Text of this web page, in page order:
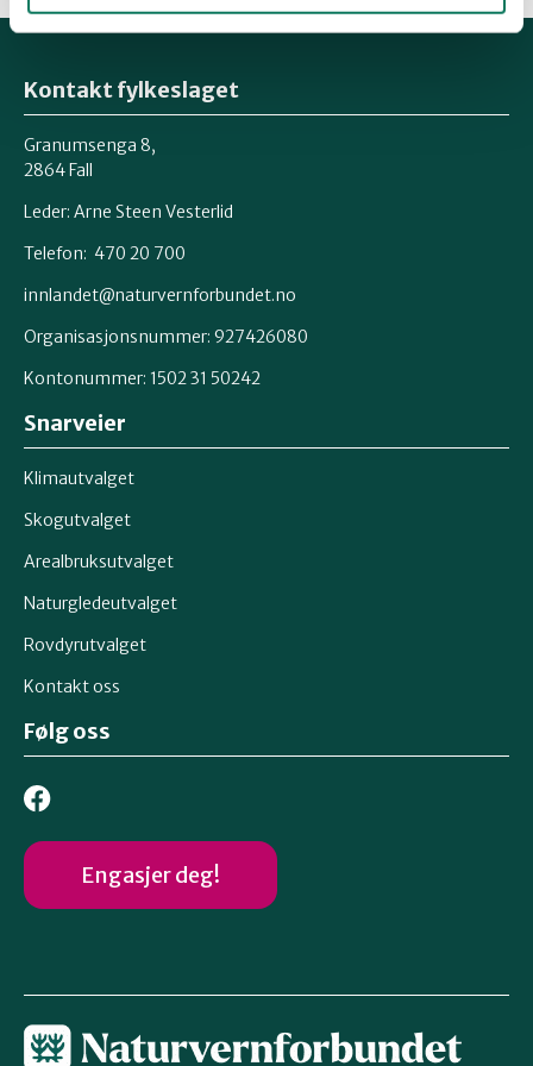
Kontakt fylkeslaget
Granumsenga 8,
2864 Fall
Leder: Arne Steen Vesterlid
Telefon: 470 20 700
innlandet@naturvernforbundet.no
Organisasjonsnummer: 927426080
Kontonummer: 1502 31 50242
Snarveier
Klimautvalget
Skogutvalget
Arealbruksutvalget
Naturgledeutvalget
Rovdyrutvalget
Kontakt oss
Følg oss
Engasjer deg!